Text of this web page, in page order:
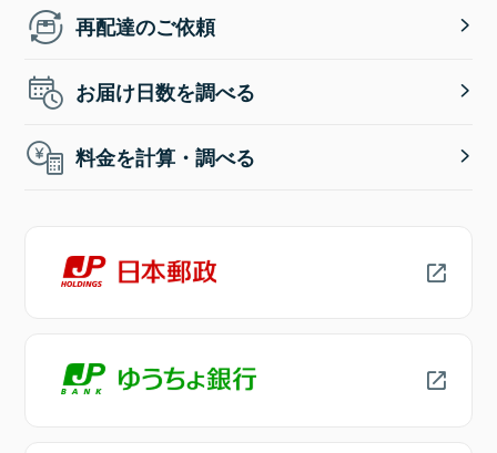
再配達のご依頼
お届け日数を調べる
料金を計算・調べる